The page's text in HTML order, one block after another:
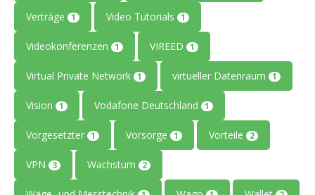
Verträge 1 Video Tutorials 1
Videokonferenzen 1 VIREED 1
Virtual Private Network 1 virtueller Datenraum 1
Vision 1 Vodafone Deutschland 1
Vorgesetzter 1 Vorsorge 1 Vorteile 2
VPN 3 Wachstum 2